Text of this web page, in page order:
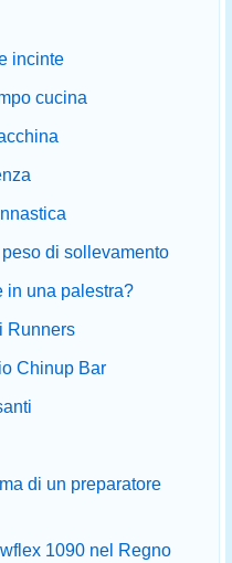
incinte
cucina
di sollevamento
in una palestra?
Runners
Chinup Bar
di un preparatore
1090 nel Regno